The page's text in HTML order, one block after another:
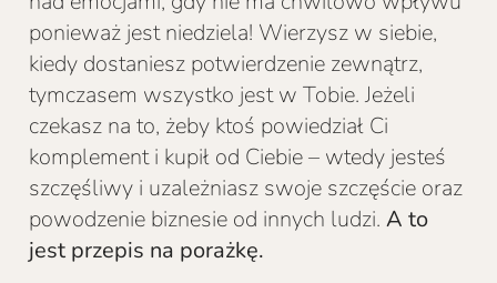
ponieważ jest niedziela! Wierzysz w siebie,
kiedy dostaniesz potwierdzenie zewnątrz,
tymczasem wszystko jest w Tobie. Jeżeli
czekasz na to, żeby ktoś powiedział Ci
komplement i kupił od Ciebie – wtedy jesteś
szczęśliwy i uzależniasz swoje szczęście oraz
powodzenie biznesie od innych ludzi.A to
jest przepis na porażkę.